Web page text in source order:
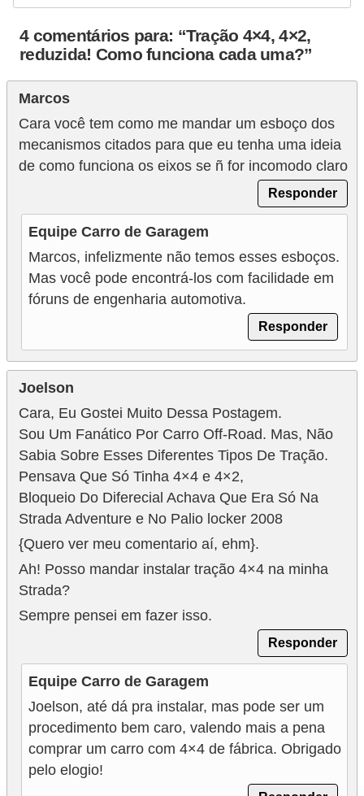
4 comentários para: “Tração 4×4, 4×2,
reduzida! Como funciona cada uma?”
Marcos
Cara você tem como me mandar um esboço dos
mecanismos citados para que eu tenha uma ideia
de como funciona os eixos se ñ for incomodo claro
Responder
Equipe Carro de Garagem
Marcos, infelizmente não temos esses esboços.
Mas você pode encontrá-los com facilidade em
fóruns de engenharia automotiva.
Responder
Joelson
Cara, Eu Gostei Muito Dessa Postagem.
Sou Um Fanático Por Carro Off-Road. Mas, Não
Sabia Sobre Esses Diferentes Tipos De Tração.
Pensava Que Só Tinha 4×4 e 4×2,
Bloqueio Do Diferecial Achava Que Era Só Na
Strada Adventure e No Palio locker 2008
{Quero ver meu comentario aí, ehm}.
Ah! Posso mandar instalar tração 4×4 na minha
Strada?
Sempre pensei em fazer isso.
Responder
Equipe Carro de Garagem
Joelson, até dá pra instalar, mas pode ser um
procedimento bem caro, valendo mais a pena
comprar um carro com 4×4 de fábrica. Obrigado
pelo elogio!